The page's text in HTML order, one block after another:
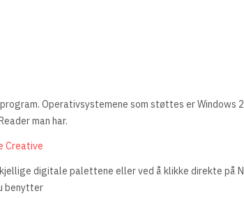
Operativsystemene som støttes er Windows
man har.
Creative
digitale palettene eller ved å klikke direkte
benytter